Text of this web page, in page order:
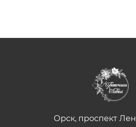
Орск, проспект